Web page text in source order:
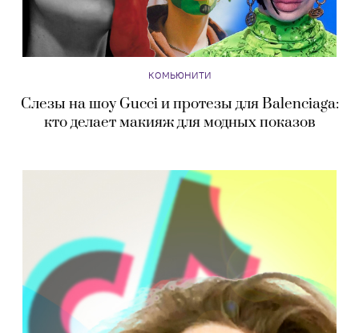
КОМЬЮНИТИ
Слезы на шоу Gucci и протезы для Balenciaga:
кто делает макияж для модных показов